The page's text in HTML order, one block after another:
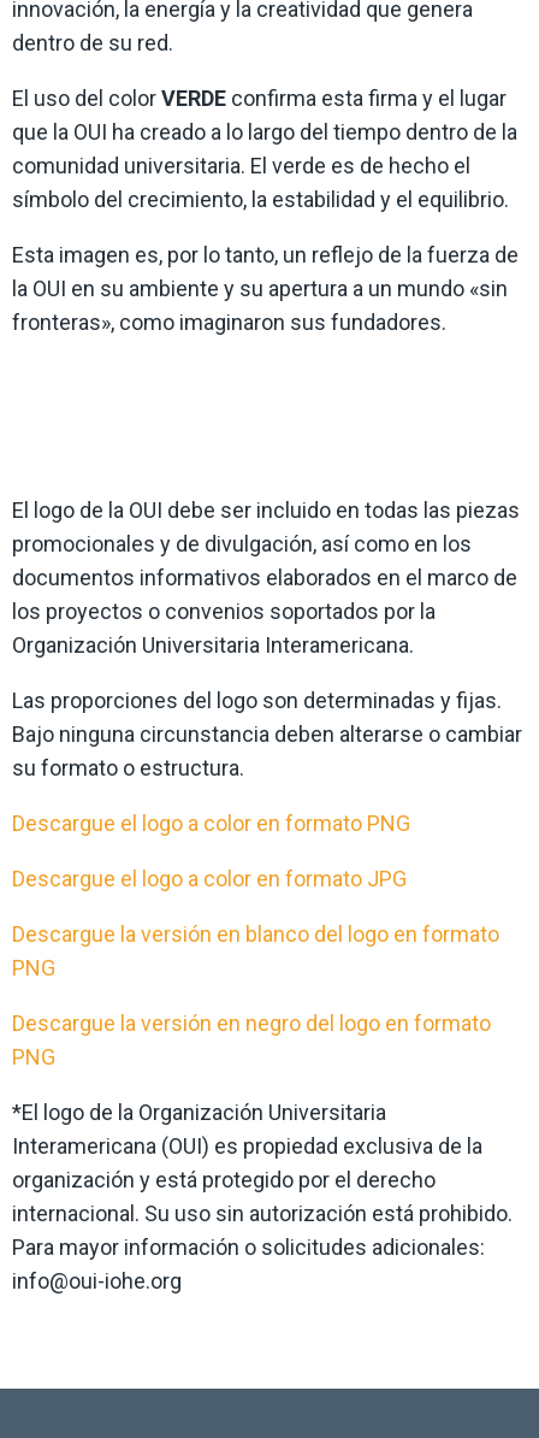
innovación, la energía y la creatividad que genera
dentro de su red.
El uso del colorVERDE confirma esta firma y el lugar
que la OUI ha creado a lo largo del tiempo dentro de la
comunidad universitaria. El verde es de hecho el
símbolo del crecimiento, la estabilidad y el equilibrio.
Esta imagen es, por lo tanto, un reflejo de la fuerza de
la OUI en su ambiente y su apertura a un mundo «sin
fronteras», como imaginaron sus fundadores.
El logo de la OUI debe ser incluido en todas las piezas
promocionales y de divulgación, así como en los
documentos informativos elaborados en el marco de
los proyectos o convenios soportados por la
Organización Universitaria Interamericana.
Las proporciones del logo son determinadas y fijas.
Bajo ninguna circunstancia deben alterarse o cambiar
su formato o estructura.
Descargue el logo a color en formato PNG
Descargue el logo a color en formato JPG
Descargue la versión en blanco del logo en formato
PNG
Descargue la versión en negro del logo en formato
PNG
*El logo de la Organización Universitaria
Interamericana (OUI) es propiedad exclusiva de la
organización y está protegido por el derecho
internacional. Su uso sin autorización está prohibido.
Para mayor información o solicitudes adicionales:
info@oui-iohe.org